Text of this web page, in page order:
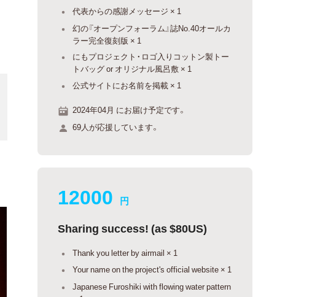
代表からの感謝メッセージ × 1
幻の『オープンフォーラム』誌No.40オールカ
ラー完全復刻版 × 1
にもプロジェクト・ロゴ入りコットン製トー
トバッグ or オリジナル風呂敷 × 1
公式サイトにお名前を掲載 × 1
2024年04月 にお届け予定です。
69人が応援しています。
12000 円
Sharing success! (as $80US)
Thank you letter by airmail × 1
Your name on the project's official website × 1
Japanese Furoshiki with flowing water pattern